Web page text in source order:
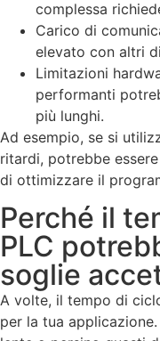
complessa
Carico di
elevato con altri
Limitazioni
performanti
più lunghi.
Ad esempio, se si
ritardi, potrebbe
di ottimizzare il
Perché il
PLC
soglie
A volte, il tempo di
per la tua